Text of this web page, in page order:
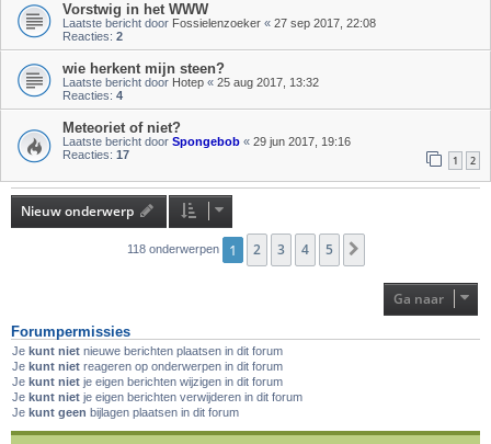
Vorstwig in het WWW
Laatste bericht door Fossielenzoeker « 27 sep 2017, 22:08
Reacties: 2
wie herkent mijn steen?
Laatste bericht door Hotep « 25 aug 2017, 13:32
Reacties: 4
Meteoriet of niet?
Laatste bericht door Spongebob « 29 jun 2017, 19:16
Reacties: 17 1 2
Nieuw onderwerp
118 onderwerpen 1 2 3 4 5
Ga naar
Forumpermissies
Je kunt niet nieuwe berichten plaatsen in dit forum
Je kunt niet reageren op onderwerpen in dit forum
Je kunt niet je eigen berichten wijzigen in dit forum
Je kunt niet je eigen berichten verwijderen in dit forum
Je kunt geen bijlagen plaatsen in dit forum